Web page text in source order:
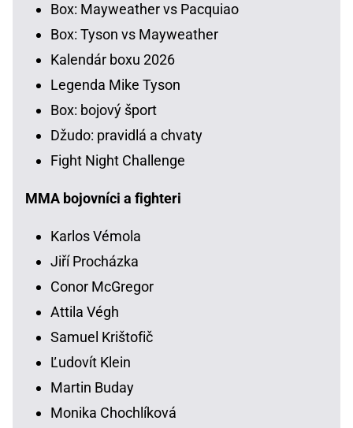
Box: Mayweather vs Pacquiao
Box: Tyson vs Mayweather
Kalendár boxu 2026
Legenda Mike Tyson
Box: bojový šport
Džudo: pravidlá a chvaty
Fight Night Challenge
MMA bojovníci a fighteri
Karlos Vémola
Jiří Procházka
Conor McGregor
Attila Végh
Samuel Krištofič
Ľudovít Klein
Martin Buday
Monika Chochlíková